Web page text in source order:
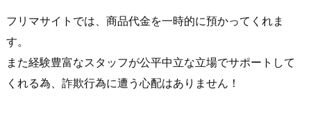
フリマサイトでは、商品代金を一時的に預かってくれま
す。
また経験豊富なスタッフが公平中立な立場でサポートして
くれる為、詐欺行為に遭う心配はありません！